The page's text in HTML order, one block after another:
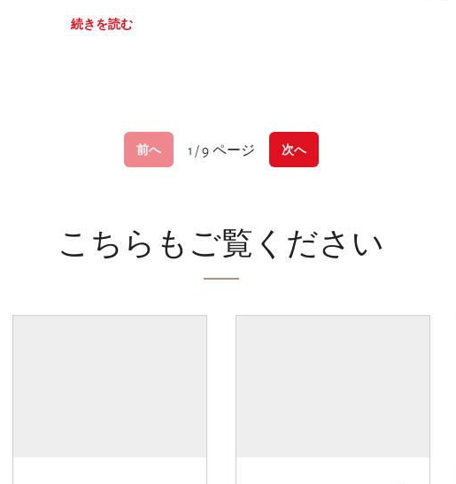
続きを読む
前へ 1 / 9 ページ 次へ
こちらもご覧ください